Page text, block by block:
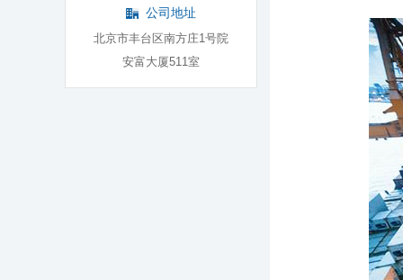
公司地址
北京市丰台区南方庄1号院
安富大厦511室